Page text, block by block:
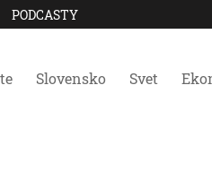
PODCASTY
Slovensko Svet